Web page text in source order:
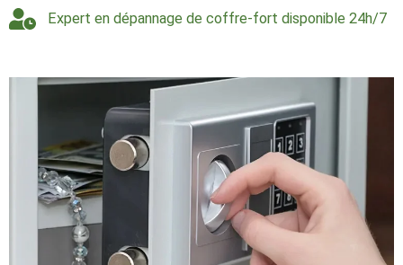
Expert en dépannage de coffre-fort disponible 24h/7